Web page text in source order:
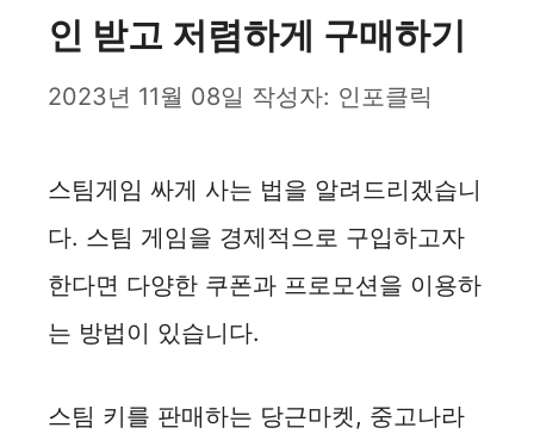
인 받고 저렴하게 구매하기
2023년 11월 08일 작성자: 인포클릭
스팀게임 싸게 사는 법을 알려드리겠습니
다. 스팀 게임을 경제적으로 구입하고자
한다면 다양한 쿠폰과 프로모션을 이용하
는 방법이 있습니다.
스팀 키를 판매하는 당근마켓, 중고나라